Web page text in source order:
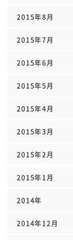
2015年8月
2015年7月
2015年6月
2015年5月
2015年4月
2015年3月
2015年2月
2015年1月
2014年
2014年12月